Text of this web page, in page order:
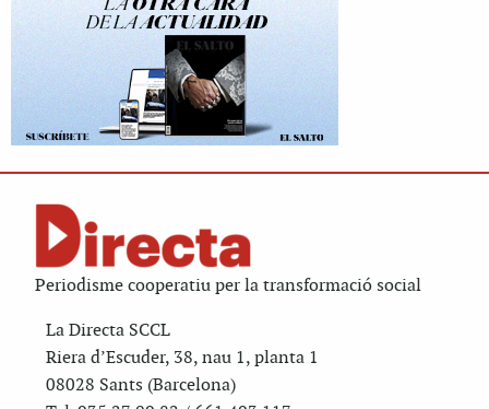
Periodisme cooperatiu per la transformació social
La Directa SCCL
Riera d’Escuder, 38, nau 1, planta 1
08028 Sants (Barcelona)